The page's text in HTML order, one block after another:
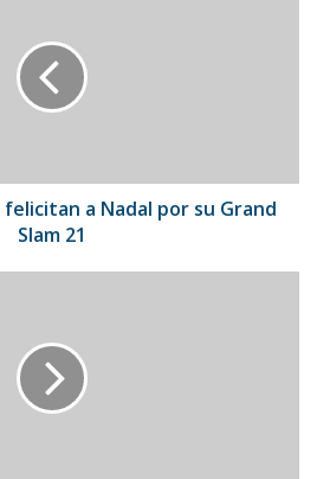
a Nadal por su Grand
Slam 21